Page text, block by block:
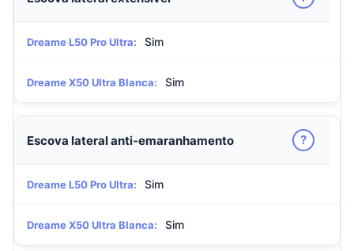
Dreame L50 Pro Ultra: Sim
Dreame X50 Ultra Blanca: Sim
Escova lateral anti-emaranhamento ?
Dreame L50 Pro Ultra: Sim
Dreame X50 Ultra Blanca: Sim